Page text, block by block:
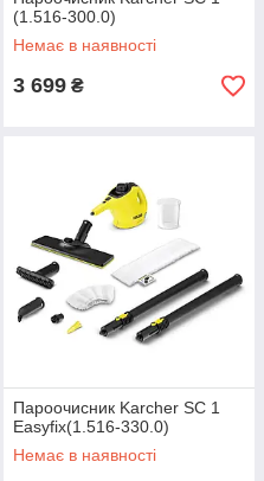
(1.516-300.0)
Немає в наявності
3 699 ₴
Пароочисник Karcher SC 1
Easyfіx(1.516-330.0)
Немає в наявності